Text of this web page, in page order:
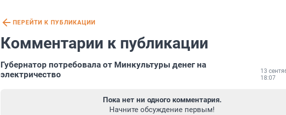
ПЕРЕЙТИ К ПУБЛИКАЦИИ
Комментарии к публикации
Губернатор потребовала от Минкультуры денег на
электричество
13
18:07
Пока нет ни одного комментария.
Начните обсуждение первым!